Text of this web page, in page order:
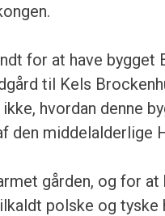
for at have bygget
til Kels
hvordan denne
den middelalderlige
gården, og for
polske og